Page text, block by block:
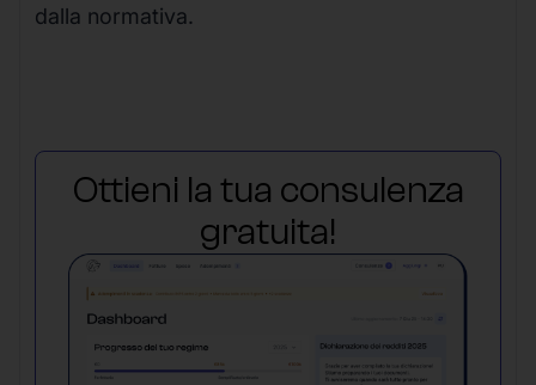
dalla normativa.
Ottieni la tua consulenza
gratuita!